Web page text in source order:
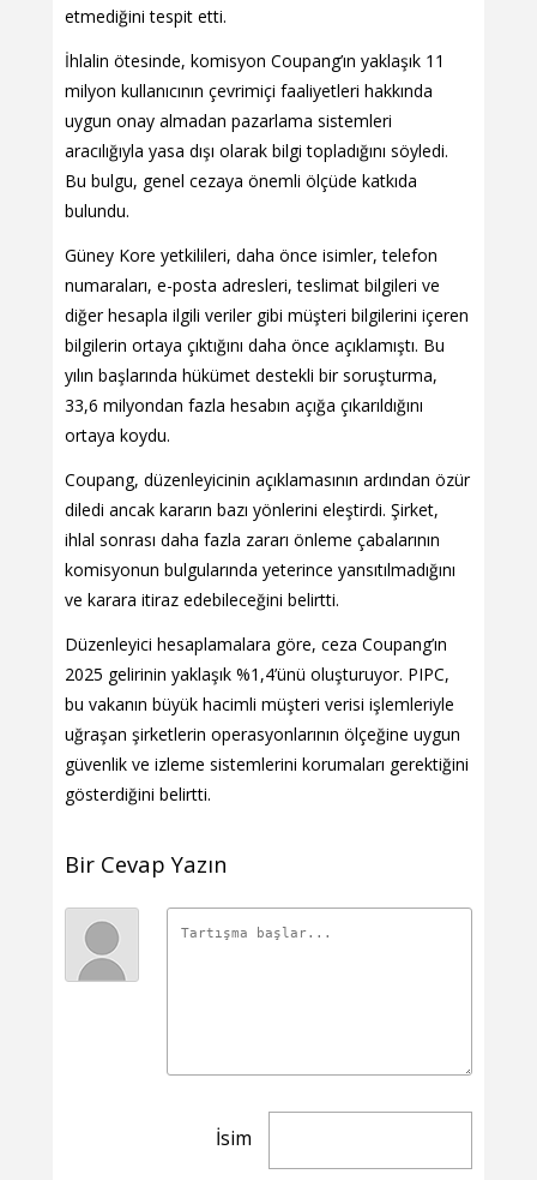
etmediğini tespit etti.
İhlalin ötesinde, komisyon Coupang’ın yaklaşık 11
milyon kullanıcının çevrimiçi faaliyetleri hakkında
uygun onay almadan pazarlama sistemleri
aracılığıyla yasa dışı olarak bilgi topladığını söyledi.
Bu bulgu, genel cezaya önemli ölçüde katkıda
bulundu.
Güney Kore yetkilileri, daha önce isimler, telefon
numaraları, e-posta adresleri, teslimat bilgileri ve
diğer hesapla ilgili veriler gibi müşteri bilgilerini içeren
bilgilerin ortaya çıktığını daha önce açıklamıştı. Bu
yılın başlarında hükümet destekli bir soruşturma,
33,6 milyondan fazla hesabın açığa çıkarıldığını
ortaya koydu.
Coupang, düzenleyicinin açıklamasının ardından özür
diledi ancak kararın bazı yönlerini eleştirdi. Şirket,
ihlal sonrası daha fazla zararı önleme çabalarının
komisyonun bulgularında yeterince yansıtılmadığını
ve karara itiraz edebileceğini belirtti.
Düzenleyici hesaplamalara göre, ceza Coupang’ın
2025 gelirinin yaklaşık %1,4’ünü oluşturuyor. PIPC,
bu vakanın büyük hacimli müşteri verisi işlemleriyle
uğraşan şirketlerin operasyonlarının ölçeğine uygun
güvenlik ve izleme sistemlerini korumaları gerektiğini
gösterdiğini belirtti.
Bir Cevap Yazın
İsim